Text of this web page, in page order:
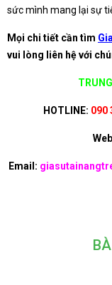
sức mình mang lại sự
Mọi chi tiết cần tìm
vui lòng liên hệ với
HOTLINE: 090
Email: